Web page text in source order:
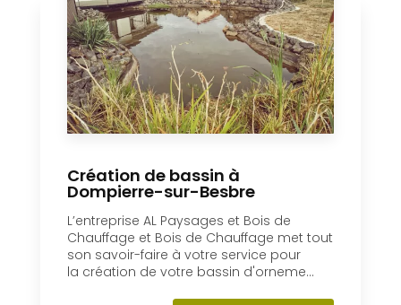
Création de bassin à
Dompierre-sur-Besbre
L’entreprise AL Paysages et Bois de
Chauffage et Bois de Chauffage met tout
son savoir-faire à votre service pour
la création de votre bassin d'orneme...